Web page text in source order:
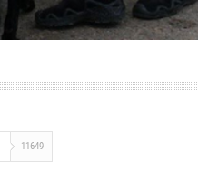
11649